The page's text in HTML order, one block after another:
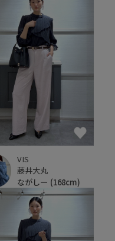
VIS
藤井大丸
ながしー (168cm)